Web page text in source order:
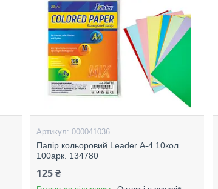
000041036
Папір кольоровий Leader А-4 10кол.
100арк. 134780
125 ₴